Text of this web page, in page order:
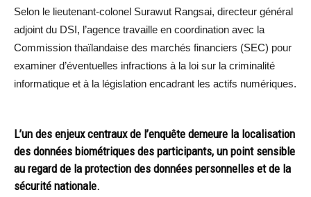
Selon le lieutenant-colonel Surawut Rangsai, directeur général
adjoint du DSI, l’agence travaille en coordination avec la
Commission thaïlandaise des marchés financiers (SEC) pour
examiner d’éventuelles infractions à la loi sur la criminalité
informatique et à la législation encadrant les actifs numériques.
L’un des enjeux centraux de l’enquête demeure la localisation
des données biométriques des participants, un point sensible
au regard de la protection des données personnelles et de la
sécurité nationale.